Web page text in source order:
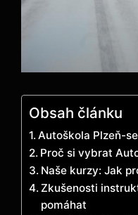
Obsah článku
Autoškola Plzeň-
Proč‌ si vybrat
Naše kurzy: Jak
Zkušenosti
pomáhat